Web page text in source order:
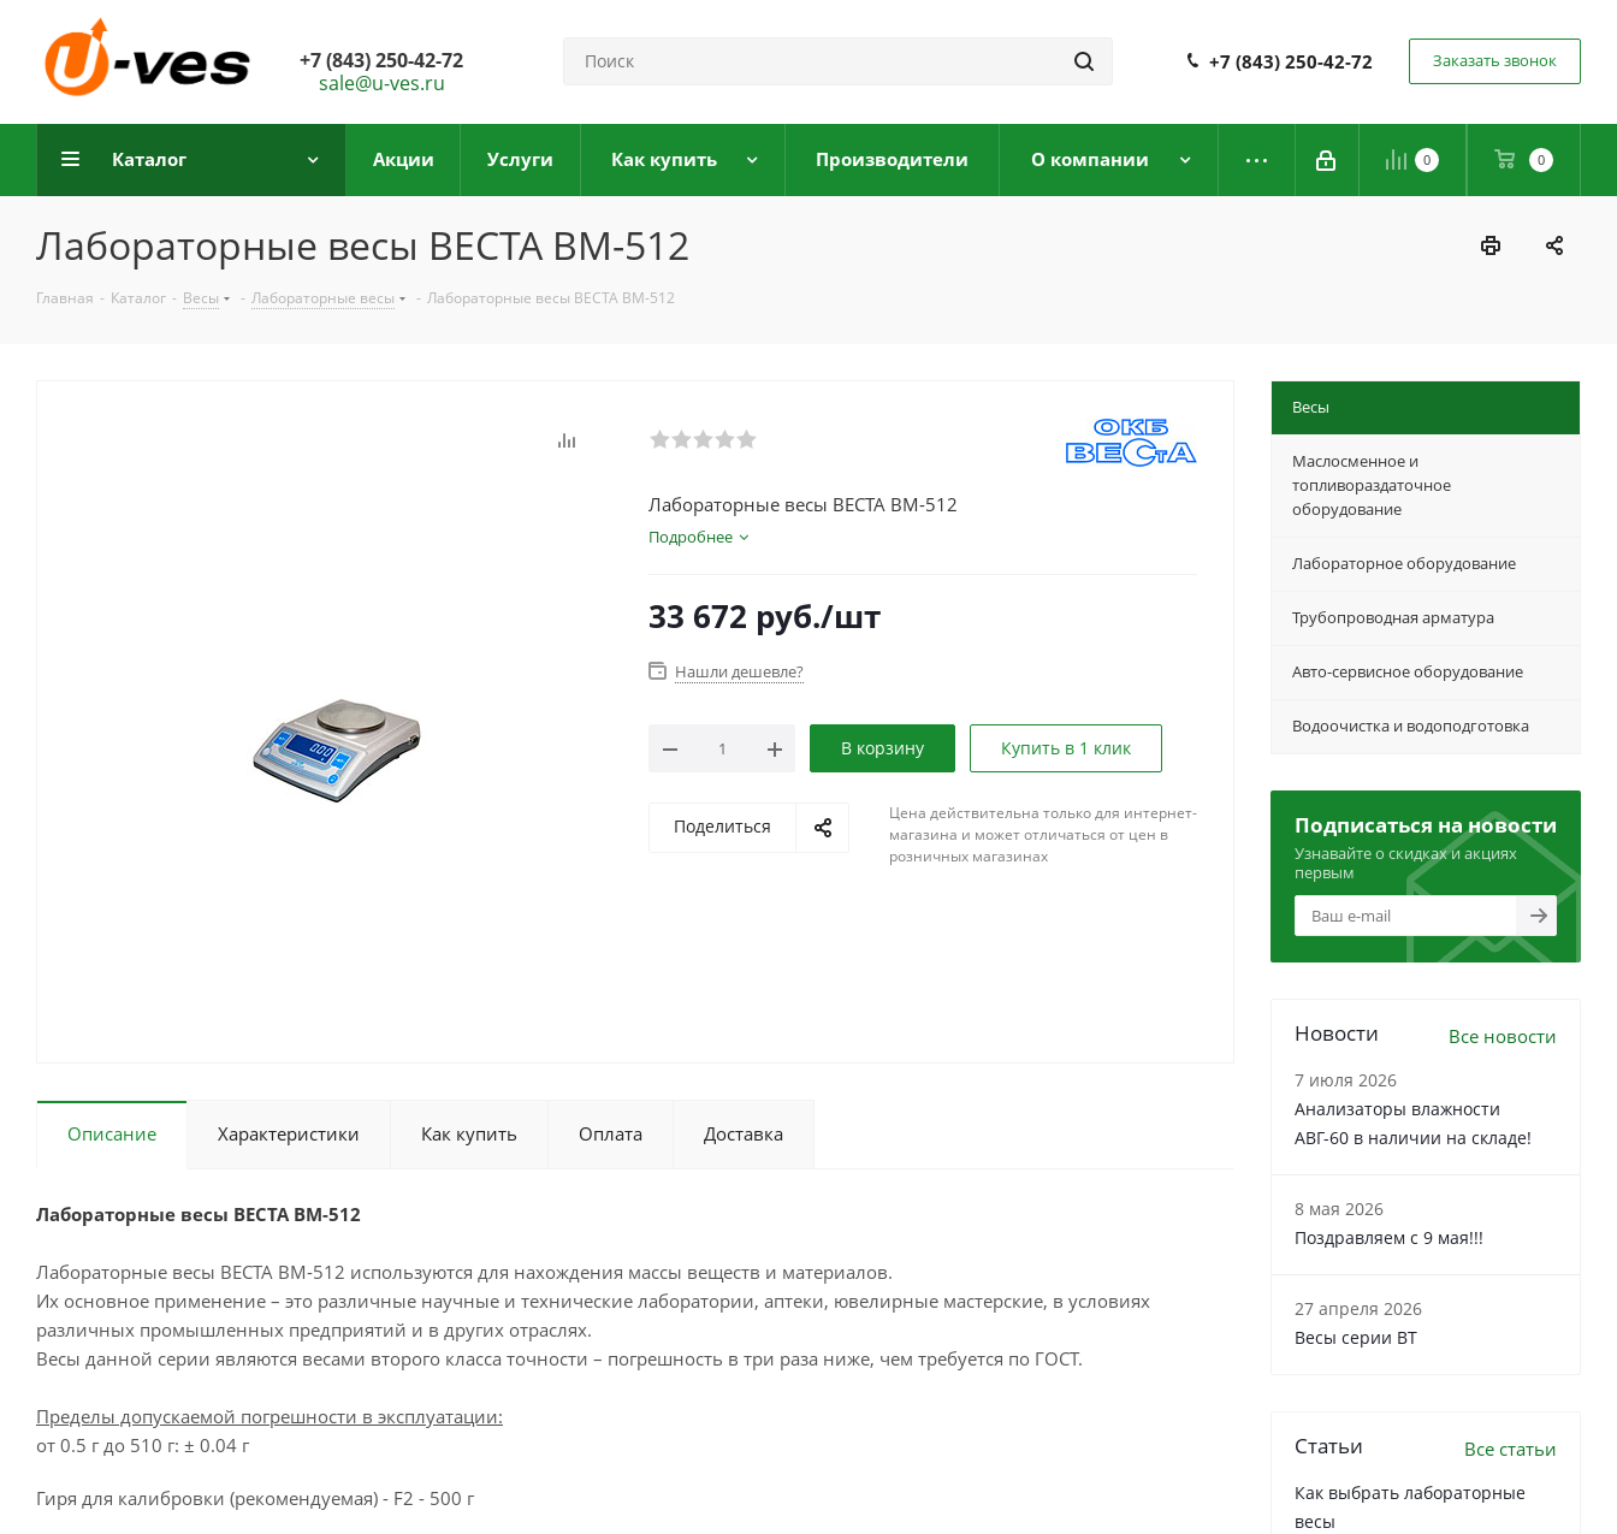
+7 (843) 250-42-72
sale@u-ves.ru
+7 (843) 250-42-72 Заказать звонок
0 0
Каталог Акции Услуги Как купить Производители О компании
Лабораторные весы ВЕСТА ВМ-512
Главная - Каталог - Весы - Лабораторные весы - Лабораторные весы ВЕСТА ВМ-512
Лабораторные весы ВЕСТА ВМ-512
Подробнее
33 672 руб./шт
Нашли дешевле?
В корзину Купить в 1 клик
Поделиться
Цена действительна только для интернет-
магазина и может отличаться от цен в
розничных магазинах
Описание Характеристики Как купить Оплата Доставка
Лабораторные весы ВЕСТА ВМ-512
Лабораторные весы ВЕСТА ВМ-512 используются для нахождения массы веществ и материалов.
Их основное применение – это различные научные и технические лаборатории, аптеки, ювелирные мастерские, в условиях
различных промышленных предприятий и в других отраслях.
Весы данной серии являются весами второго класса точности – погрешность в три раза ниже, чем требуется по ГОСТ.
Пределы допускаемой погрешности в эксплуатации:
от 0.5 г до 510 г: ± 0.04 г
Гиря для калибровки (рекомендуемая) - F2 - 500 г
Весы
Маслосменное и
топливораздаточное
оборудование
Лабораторное оборудование
Трубопроводная арматура
Авто-сервисное оборудование
Водоочистка и водоподготовка
Подписаться на новости
Узнавайте о скидках и акциях
первым
Новости Все новости
7 июля 2026
Анализаторы влажности
АВГ-60 в наличии на складе!
8 мая 2026
Поздравляем с 9 мая!!!
27 апреля 2026
Весы серии ВТ
Статьи Все статьи
Как выбрать лабораторные
весы